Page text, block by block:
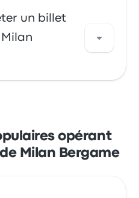
à Aéroport de Milan
ou Itabus. Ces
2582 trajets
partant à 00:00. Le
un billet
Visa,
Apple Pay et
opérant
Milan Bergame